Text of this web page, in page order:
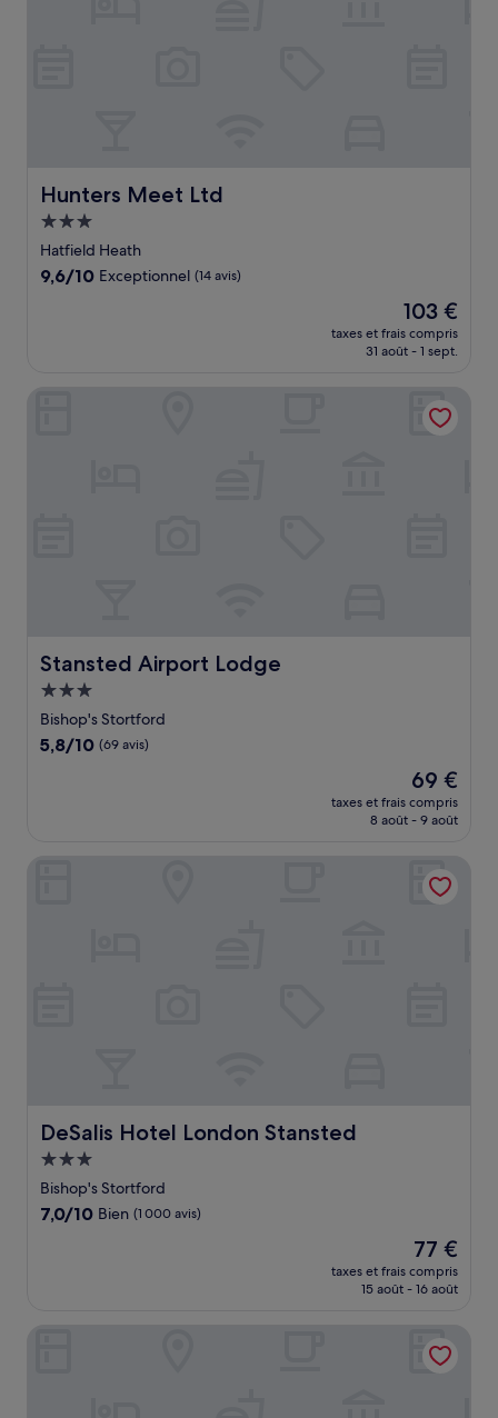
Hunters Meet Ltd
Hunters Meet Ltd
Hébergement
3.0 étoiles
Hatfield Heath
9.6
9,6/10 Exceptionnel (14 avis)
Le
nouveau
prix
de
103 €
103 €
taxes et frais compris
31 août - 1 sept.
Stansted Airport Lodge
Stansted Airport Lodge
Hébergement
3.0 étoiles
Bishop's Stortford
5.8
5,8/10 (69 avis)
Le
nouveau
prix
de
69 €
69 €
taxes et frais compris
8 août - 9 août
DeSalis Hotel London Stansted
DeSalis Hotel London Stansted
Hébergement
3.0 étoiles
Bishop's Stortford
7.0
7,0/10 Bien (1 000 avis)
Le
nouveau
prix
de
77 €
77 €
taxes et frais compris
15 août - 16 août